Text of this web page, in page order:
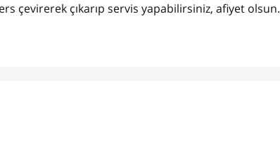
çevirerek çıkarıp servis yapabilirsiniz, afiyet olsun.